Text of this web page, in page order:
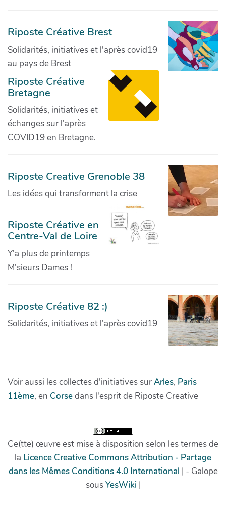
Riposte Créative Brest
Solidarités, initiatives et l'après covid19
au pays de Brest
Riposte Créative
Bretagne
Solidarités, initiatives et
échanges sur l'après
COVID19 en Bretagne.
Riposte Creative Grenoble 38
Les idées qui transforment la crise
Riposte Créative en
Centre-Val de Loire
Y'a plus de printemps
M'sieurs Dames !
Riposte Créative 82 :)
Solidarités, initiatives et l'après covid19
Voir aussi les collectes d'initiatives surArles, Paris
11ème, en Corsedans l'esprit de Riposte Creative
Ce(tte) œuvre est mise à disposition selon les termes de
la Licence Creative Commons Attribution - Partage
dans les Mêmes Conditions 4.0 International | - Galope
sousYesWiki |